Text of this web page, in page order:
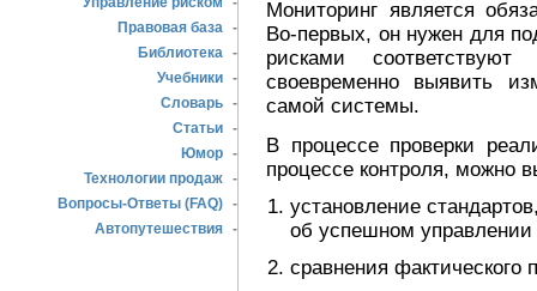
Правовая база -
Библиотека -
Учебники -
Словарь -
Статьи -
Юмор -
Технологии продаж -
Вопросы-Ответы (FAQ) -
Автопутешествия -
Мониторинг является
Во-первых, он нужен для
рисками
своевременно выявить
самой системы.
В процессе проверки
процессе контроля, можно
установление
об успешном
сравнения